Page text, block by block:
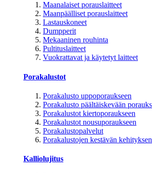
Maanalaiset porauslaitteet
Maanpäälliset porauslaitteet
Lastauskoneet
Dumpperit
Mekaaninen rouhinta
Pultituslaitteet
Vuokrattavat ja käytetyt laitteet
Porakalustot
Porakalusto uppoporaukseen
Porakalusto päältäiskevään
Porakalustot kiertoporaukseen
Porakalustot nousuporaukseen
Porakalustopalvelut
Porakalustojen kestävän
Kalliolujitus